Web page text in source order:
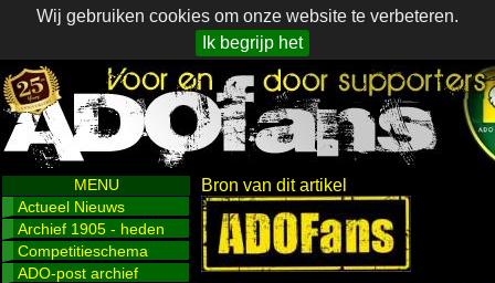
Wij gebruiken cookies om onze website te verbeteren.
Ik begrijp het
MENU
Actueel Nieuws
Archief 1905 - heden
Competitieschema
ADO-post archief
Bron van dit artikel